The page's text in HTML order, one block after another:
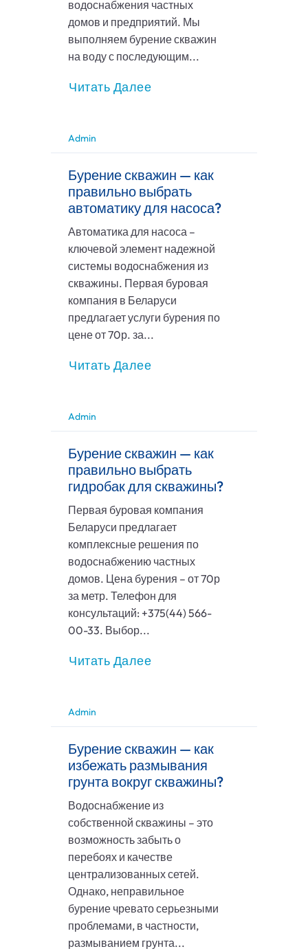
водоснабжения частных
домов и предприятий. Мы
выполняем бурение скважин
на воду с последующим...
Читать Далее
Admin
Бурение скважин — как
правильно выбрать
автоматику для насоса?
Автоматика для насоса –
ключевой элемент надежной
системы водоснабжения из
скважины. Первая буровая
компания в Беларуси
предлагает услуги бурения по
цене от 70р. за...
Читать Далее
Admin
Бурение скважин — как
правильно выбрать
гидробак для скважины?
Первая буровая компания
Беларуси предлагает
комплексные решения по
водоснабжению частных
домов. Цена бурения – от 70р
за метр. Телефон для
консультаций: +375(44) 566-
00-33. Выбор...
Читать Далее
Admin
Бурение скважин — как
избежать размывания
грунта вокруг скважины?
Водоснабжение из
собственной скважины – это
возможность забыть о
перебоях и качестве
централизованных сетей.
Однако, неправильное
бурение чревато серьезными
проблемами, в частности,
размыванием грунта...